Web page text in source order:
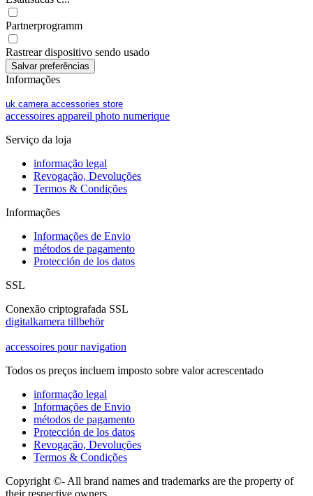
Partnerprogramm
Rastrear dispositivo sendo usado
Informações
uk camera accessories store
accessoires appareil photo numerique
Serviço da loja
informação legal
Revogação, Devoluções
Termos & Condições
Informações
Informações de Envio
métodos de pagamento
Protección de los datos
SSL
Conexão criptografada SSL
digitalkamera tillbehör
accessoires pour navigation
Todos os preços incluem imposto sobre valor acrescentado
informação legal
Informações de Envio
métodos de pagamento
Protección de los datos
Revogação, Devoluções
Termos & Condições
Copyright ©- All brand names and trademarks are the property of
their respective owners.